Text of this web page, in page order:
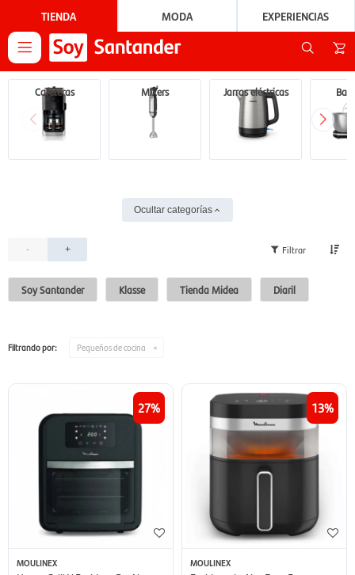
TIENDA MODA EXPERIENCIAS

Cafeteras Mixers Jarras eléctricas
Ocultar categorías
- +
Soy Santander Klasse Tienda Midea Diaril
Filtrando por: Pequeños de cocina
27
MOULINEX
13
MOULINEX